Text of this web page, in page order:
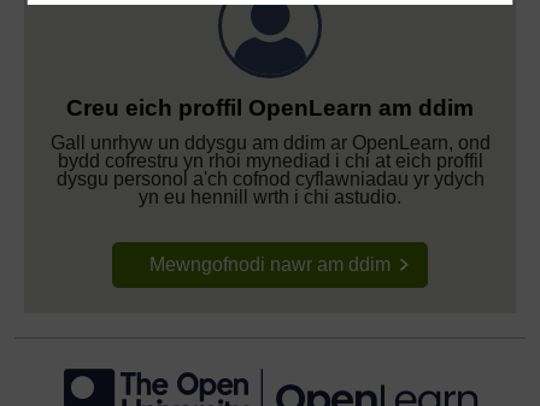
Creu eich proffil OpenLearn am ddim
Gall unrhyw un ddysgu am ddim ar OpenLearn, ond
bydd cofrestru yn rhoi mynediad i chi at eich proffil
dysgu personol a'ch cofnod cyflawniadau yr ydych
yn eu hennill wrth i chi astudio.
Mewngofnodi nawr am ddim